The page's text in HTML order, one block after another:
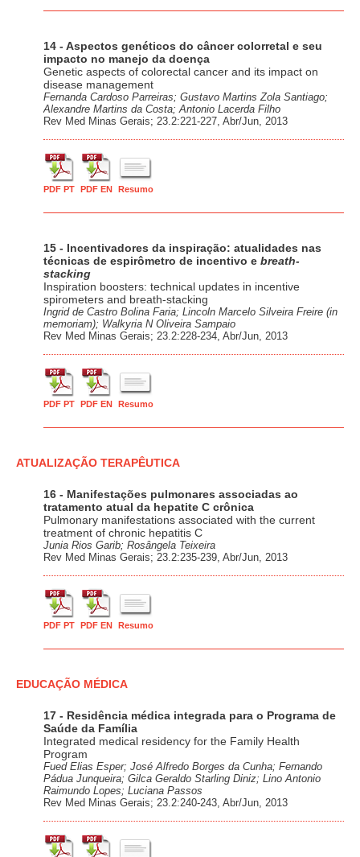
14 - Aspectos genéticos do câncer colorretal e seu
impacto no manejo da doença
Genetic aspects of colorectal cancer and its impact on
disease management
Fernanda Cardoso Parreiras; Gustavo Martins Zola Santiago;
Alexandre Martins da Costa; Antonio Lacerda Filho
Rev Med Minas Gerais; 23.2:221-227, Abr/Jun, 2013
PDF PT PDF EN Resumo
15 - Incentivadores da inspiração: atualidades nas
técnicas de espirômetro de incentivo e breath-
stacking
Inspiration boosters: technical updates in incentive
spirometers and breath-stacking
Ingrid de Castro Bolina Faria; Lincoln Marcelo Silveira Freire (in
memoriam); Walkyria N Oliveira Sampaio
Rev Med Minas Gerais; 23.2:228-234, Abr/Jun, 2013
PDF PT PDF EN Resumo
ATUALIZAÇÃO TERAPÊUTICA
16 - Manifestações pulmonares associadas ao
tratamento atual da hepatite C crônica
Pulmonary manifestations associated with the current
treatment of chronic hepatitis C
Junia Rios Garib; Rosângela Teixeira
Rev Med Minas Gerais; 23.2:235-239, Abr/Jun, 2013
PDF PT PDF EN Resumo
EDUCAÇÃO MÉDICA
17 - Residência médica integrada para o Programa de
Saúde da Família
Integrated medical residency for the Family Health
Program
Fued Elias Esper; José Alfredo Borges da Cunha; Fernando
Pádua Junqueira; Gilca Geraldo Starling Diniz; Lino Antonio
Raimundo Lopes; Luciana Passos
Rev Med Minas Gerais; 23.2:240-243, Abr/Jun, 2013